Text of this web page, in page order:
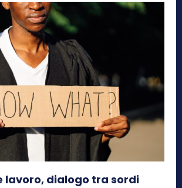
lavoro, dialogo tra sordi